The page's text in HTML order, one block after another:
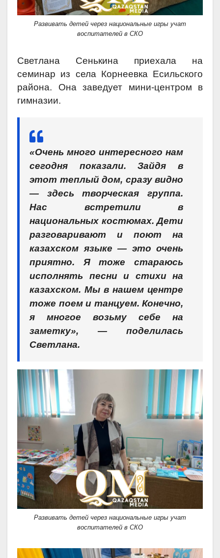
Развивать детей через национальные игры учат
воспитателей в СКО
Светлана Сенькина приехала на
семинар из села Корнеевка Есильского
района. Она заведует мини-центром в
гимназии.
«Очень много интересного нам
сегодня показали. Зайдя в
этот теплый дом, сразу видно
— здесь творческая группа.
Нас встретили в
национальных костюмах. Дети
разговаривают и поют на
казахском языке — это очень
приятно. Я тоже стараюсь
исполнять песни и стихи на
казахском. Мы в нашем центре
тоже поем и танцуем. Конечно,
я многое возьму себе на
заметку», — поделилась
Светлана.
Развивать детей через национальные игры учат
воспитателей в СКО